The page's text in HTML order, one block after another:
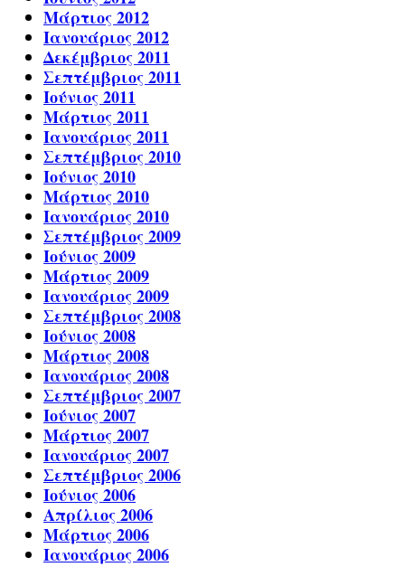
Μάρτιος 2012
Ιανουάριος 2012
Δεκέμβριος 2011
Σεπτέμβριος 2011
Ιούνιος 2011
Μάρτιος 2011
Ιανουάριος 2011
Σεπτέμβριος 2010
Ιούνιος 2010
Μάρτιος 2010
Ιανουάριος 2010
Σεπτέμβριος 2009
Ιούνιος 2009
Μάρτιος 2009
Ιανουάριος 2009
Σεπτέμβριος 2008
Ιούνιος 2008
Μάρτιος 2008
Ιανουάριος 2008
Σεπτέμβριος 2007
Ιούνιος 2007
Μάρτιος 2007
Ιανουάριος 2007
Σεπτέμβριος 2006
Ιούνιος 2006
Απρίλιος 2006
Μάρτιος 2006
Ιανουάριος 2006